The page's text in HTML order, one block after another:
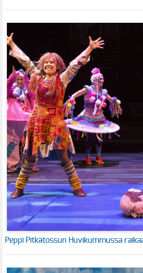
Peppi Pitkätossun Huvikummussa